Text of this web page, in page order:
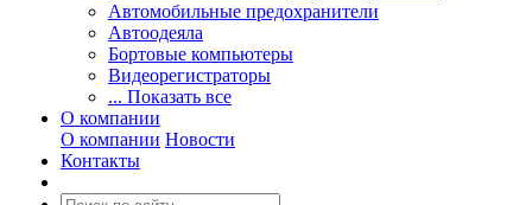
Автомобильные предохранители
Автоодеяла
Бортовые компьютеры
Видеорегистраторы
... Показать все
О компании
О компании Новости
Контакты